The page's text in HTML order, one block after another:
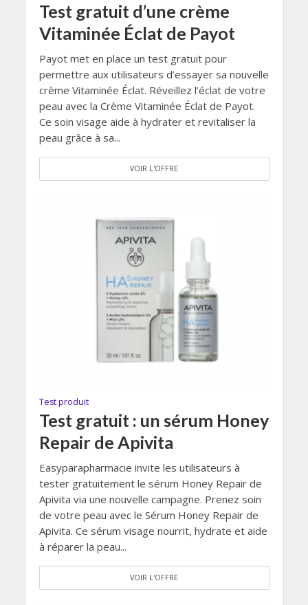
Test gratuit d’une crème
Vitaminée Éclat de Payot
Payot met en place un test gratuit pour
permettre aux utilisateurs d’essayer sa nouvelle
crème Vitaminée Éclat. Réveillez l’éclat de votre
peau avec la Crème Vitaminée Éclat de Payot.
Ce soin visage aide à hydrater et revitaliser la
peau grâce à sa...
VOIR L'OFFRE
Test produit
Test gratuit : un sérum Honey
Repair de Apivita
Easyparapharmacie invite les utilisateurs à
tester gratuitement le sérum Honey Repair de
Apivita via une nouvelle campagne. Prenez soin
de votre peau avec le Sérum Honey Repair de
Apivita. Ce sérum visage nourrit, hydrate et aide
à réparer la peau...
VOIR L'OFFRE